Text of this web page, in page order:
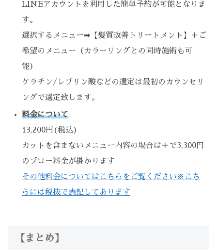
LINEアカウントを利用した簡単予約が可能となりま
す。
選択するメニュー➡︎【髪質改善トリートメント】＋ご
希望のメニュー（カラーリングとの同時施術も可
能）
ケラチン/レブリン酸などの選定は最初のカウンセリ
ングで選定致します。
料金について
13,200円(税込)
カットを含まないメニュー内容の場合は＋で3,300円
のブロー料金が掛かります
その他料金についてはこちらをご覧ください※こち
らには税抜で表記してあります
【まとめ】